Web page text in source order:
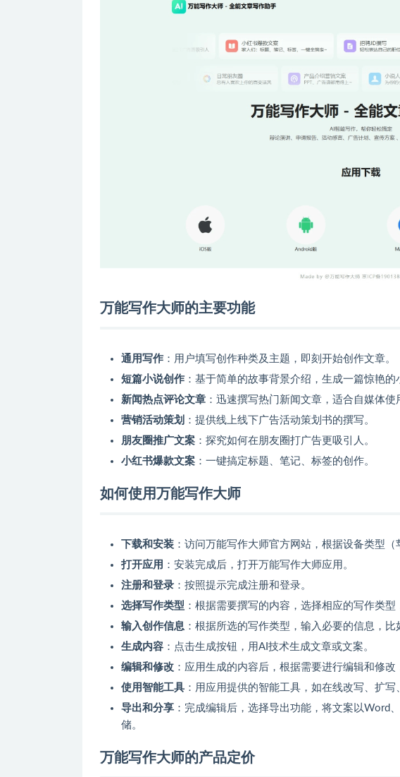
万能写作大师的主要功能
通用写作 ：用户填写创作种类及主题，即刻开始创作文章。
短篇小说创作 ：基于简单的故事背景介绍，生成一篇惊艳的
新闻热点评论文章 ：迅速撰写热门新闻文章，适合自媒体使
营销活动策划 ：提供线上线下广告活动策划书的撰写。
朋友圈推广文案 ：探究如何在朋友圈打广告更吸引人。
小红书爆款文案 ：一键搞定标题、笔记、标签的创作。
如何使用万能写作大师
下载和安装 ：访问万能写作大师官方网站，根据设备类型
打开应用 ：安装完成后，打开万能写作大师应用。
注册和登录 ：按照提示完成注册和登录。
选择写作类型 ：根据需要撰写的内容，选择相应的写作类
输入创作信息 ：根据所选的写作类型，输入必要的信息，比
生成内容 ：点击生成按钮，用AI技术生成文章或文案。
编辑和修改 ：应用生成的内容后，根据需要进行编辑和修改
使用智能工具 ：用应用提供的智能工具，如在线改写、扩
导出和分享 ：完成编辑后，选择导出功能，将文案以Word
储。
万能写作大师的产品定价